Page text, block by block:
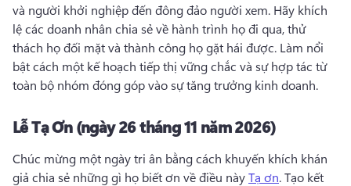
và người khởi nghiệp đến đông đảo người xem. Hãy khích
lệ các doanh nhân chia sẻ về hành trình họ đi qua, thử
thách họ đối mặt và thành công họ gặt hái được. Làm nổi
bật cách một kế hoạch tiếp thị vững chắc và sự hợp tác từ
toàn bộ nhóm đóng góp vào sự tăng trưởng kinh doanh.
Lễ Tạ Ơn (ngày 26 tháng 11 năm 2026)
Chúc mừng một ngày tri ân bằng cách khuyến khích khán
giả chia sẻ những gì họ biết ơn về điều này Tạ ơn. Tạo kết